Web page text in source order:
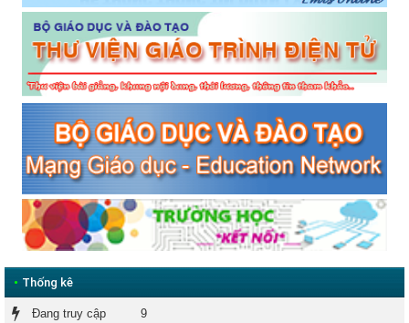
• Thống kê
Đang truy cập 9